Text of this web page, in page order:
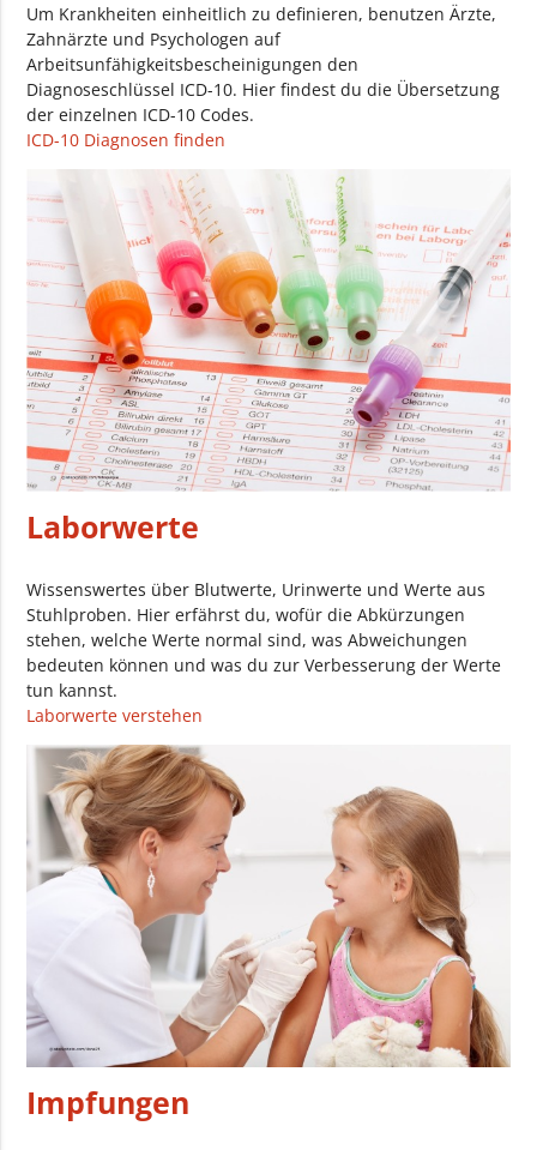
Um Krankheiten einheitlich zu definieren, benutzen Ärzte,
Zahnärzte und Psychologen auf
Arbeitsunfähigkeitsbescheinigungen den
Diagnoseschlüssel ICD-10. Hier findest du die Übersetzung
der einzelnen ICD-10 Codes.
ICD-10 Diagnosen finden
Laborwerte
Wissenswertes über Blutwerte, Urinwerte und Werte aus
Stuhlproben. Hier erfährst du, wofür die Abkürzungen
stehen, welche Werte normal sind, was Abweichungen
bedeuten können und was du zur Verbesserung der Werte
tun kannst.
Laborwerte verstehen
Impfungen